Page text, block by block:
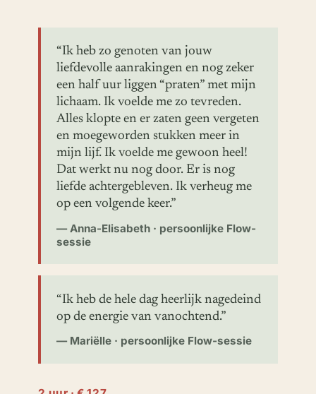
“Ik heb zo genoten van jouw
liefdevolle aanrakingen en nog zeker
een half uur liggen “praten” met mijn
lichaam. Ik voelde me zo tevreden.
Alles klopte en er zaten geen vergeten
en moegeworden stukken meer in
mijn lijf. Ik voelde me gewoon heel!
Dat werkt nu nog door. Er is nog
liefde achtergebleven. Ik verheug me
op een volgende keer.”
— Anna-Elisabeth · persoonlijke Flow-
sessie
“Ik heb de hele dag heerlijk nagedeind
op de energie van vanochtend.”
— Mariëlle · persoonlijke Flow-sessie